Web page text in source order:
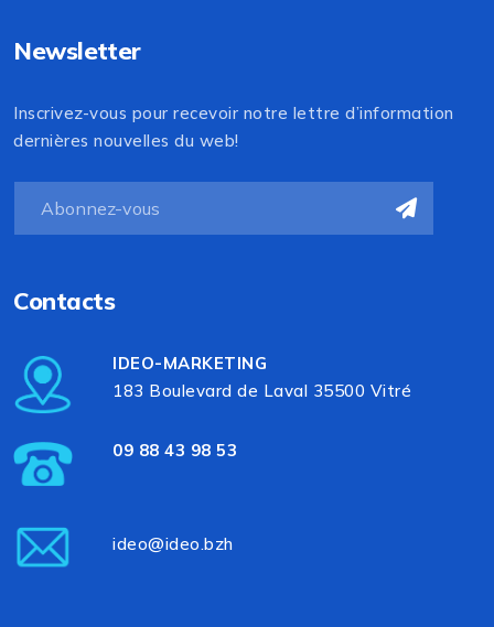
Newsletter
Inscrivez-vous pour recevoir notre lettre d’information
dernières nouvelles du web!
Contacts
IDEO-MARKETING
183 Boulevard de Laval 35500 Vitré
09 88 43 98 53
ideo@ideo.bzh